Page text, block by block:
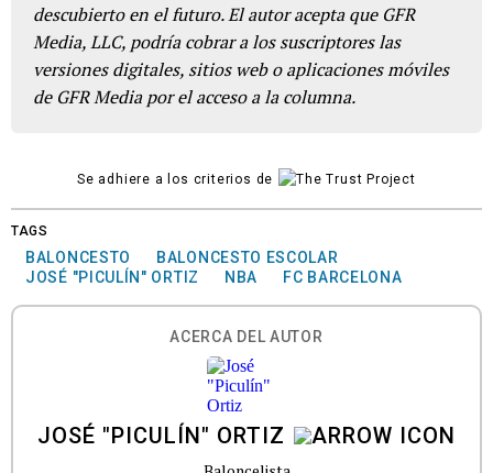
descubierto en el futuro. El autor acepta que GFR
Media, LLC, podría cobrar a los suscriptores las
versiones digitales, sitios web o aplicaciones móviles
de GFR Media por el acceso a la columna.
Se adhiere a los criterios de
TAGS
BALONCESTO
BALONCESTO ESCOLAR
JOSÉ "PICULÍN" ORTIZ
NBA FC BARCELONA
ACERCA DEL AUTOR
JOSÉ "PICULÍN" ORTIZ